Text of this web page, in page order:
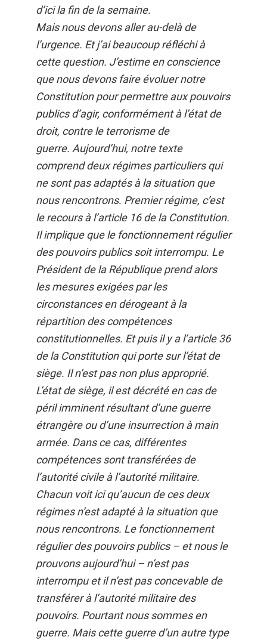
d’ici la fin de la semaine.
Mais nous devons aller au-delà de
l’urgence. Et j’ai beaucoup réfléchi à
cette question. J’estime en conscience
que nous devons faire évoluer notre
Constitution pour permettre aux pouvoirs
publics d’agir, conformément à l’état de
droit, contre le terrorisme de
guerre. Aujourd’hui, notre texte
comprend deux régimes particuliers qui
ne sont pas adaptés à la situation que
nous rencontrons. Premier régime, c’est
le recours à l’article 16 de la Constitution.
Il implique que le fonctionnement régulier
des pouvoirs publics soit interrompu. Le
Président de la République prend alors
les mesures exigées par les
circonstances en dérogeant à la
répartition des compétences
constitutionnelles. Et puis il y a l’article 36
de la Constitution qui porte sur l’état de
siège. Il n’est pas non plus approprié.
L’état de siège, il est décrété en cas de
péril imminent résultant d’une guerre
étrangère ou d’une insurrection à main
armée. Dans ce cas, différentes
compétences sont transférées de
l’autorité civile à l’autorité militaire.
Chacun voit ici qu’aucun de ces deux
régimes n’est adapté à la situation que
nous rencontrons. Le fonctionnement
régulier des pouvoirs publics – et nous le
prouvons aujourd’hui – n’est pas
interrompu et il n’est pas concevable de
transférer à l’autorité militaire des
pouvoirs. Pourtant nous sommes en
guerre. Mais cette guerre d’un autre type